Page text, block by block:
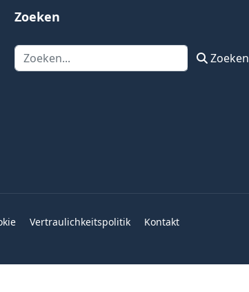
Zoeken
Zoeken Zoeken
Vertraulichkeitspolitik
Kontakt